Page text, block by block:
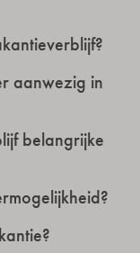
aanwezig in
belangrijke